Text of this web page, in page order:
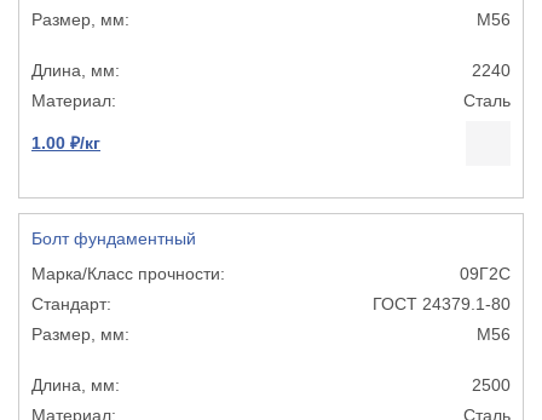
М56
2240
Сталь
1.00 ₽/кг
Болт фундаментный
09Г2С
ГОСТ 24379.1-80
М56
2500
Сталь